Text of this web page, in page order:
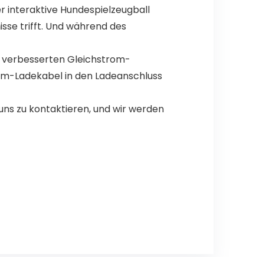
interaktive Hundespielzeugball
trifft. Und während des
verbesserten Gleichstrom-
Ladekabel in den Ladeanschluss
zu kontaktieren, und wir werden